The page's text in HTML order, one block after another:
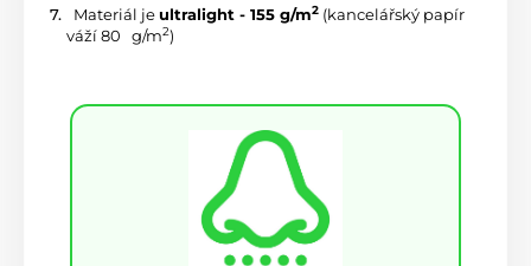
Materiál je ultralight - 155 g/m2 (kancelářský papír
váží 80
g/m2)